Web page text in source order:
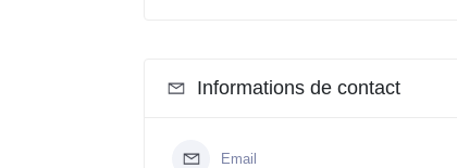
Informations de contact
Email